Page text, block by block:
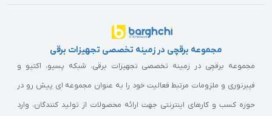
مجموعه برقچی در زمینه تخصصی تجهیزات برقی
مجموعه برقچی در زمینه تخصصی تجهیزات برقی، شبکه پسیو، اکتیو و
فیبرنوری و ملزومات مرتبط فعالیت خود را به عنوان مجموعه ای پیش رو در
حوزه کسب و کارهای اینترنتی جهت ارائه محصولات از تولید کنندگان، وارد